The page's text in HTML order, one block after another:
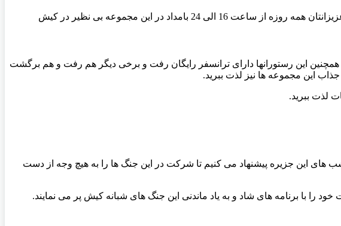
در این مجموعه بی نظیر در کیش
این رستورانها دارای ترانسفر رایگان رفت و برخی دیگر هم رفت و هم برگشت
این مجموعه ها نیز لذت ببرید.
.
های این جزیره پیشنهاد می کنیم تا شرکت در این جنگ ها را به هیچ وجه از دست
را با برنامه های شاد و به یاد ماندنی این جنگ های شبانه کیش پر می نمایند.